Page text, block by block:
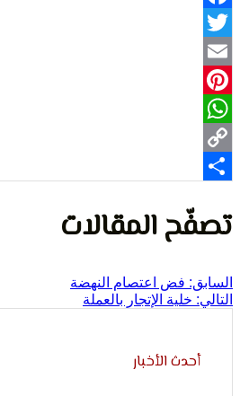
المقالات
فض اعتصام النهضة
الإتجار بالعملة
الأخبار